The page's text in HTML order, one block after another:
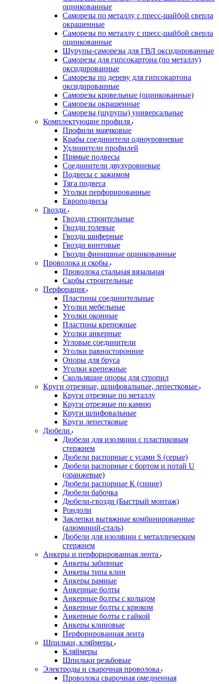
оцинкованные
Саморезы по металлу с пресс-шайбой сверла
окрашенные
Саморезы по металлу с пресс-шайбой сверла
оцинкованные
Шурупы-саморезы для ГВЛ оксидированные
Саморезы для гипсокартона (по металлу)
оксидированные
Саморезы по дереву для гипсокартона
оксидированные
Саморезы кровельные (оцинкованные)
Саморезы окрашенные
Саморезы (шурупы) универсальные
Комплектующие профиля
Профили маячковые
Крабы соединители одноуровневые
Удлинители профилей
Прямые подвесы
Соединители двухуровневые
Подвесы с зажимом
Тяга подвеса
Уголки перфорированные
Европодвесы
Гвозди
Гвозди строительные
Гвозди толевые
Гвозди шиферные
Гвозди винтовые
Гвозди финишные оцинкованные
Проволока и скобы
Проволока стальная вязальная
Скобы строительные
Перфорация
Пластины соединительные
Уголки мебельные
Уголки оконные
Пластины крепежные
Уголки анкерные
Угловые соединители
Уголки равносторонние
Опоры для бруса
Уголки крепежные
Скользящие опоры для стропил
Круги отрезные, шлифовальные, лепестковые
Круги отрезные по металлу
Круги отрезные по камню
Круги шлифовальные
Круги лепестковые
Дюбели
Дюбели для изоляции с пластиковым
стержнем
Дюбели распорные с усами S (серые)
Дюбели распорные c бортом и потай U
(оранжевые)
Дюбели распорные К (синие)
Дюбели бабочка
Дюбели-гвозди (Быстрый монтаж)
Рондоли
Заклепки вытяжные комбинированные
(алюминий-сталь)
Дюбели для изоляции с металлическим
стержнем
Анкеры и перфорированная лента
Анкеры забивные
Анкеры типа клин
Анкеры рамные
Анкерные болты
Анкерные болты с кольцом
Анкерные болты с крюком
Анкерные болты с гайкой
Анкеры клиновые
Перфорированная лента
Шпильки, кляймеры
Кляймеры
Шпильки резьбовые
Электроды и сварочная проволока
Проволока сварочная омедненная